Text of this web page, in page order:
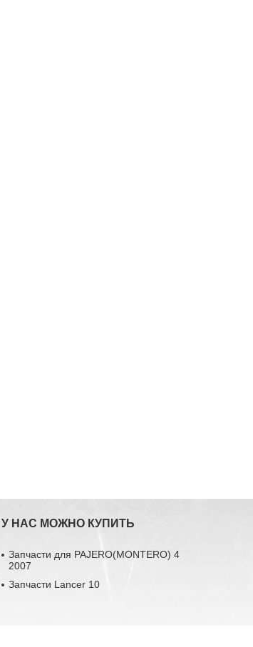
У НАС МОЖНО КУПИТЬ
Запчасти для PAJERO(MONTERO) 4
2007
Запчасти Lancer 10